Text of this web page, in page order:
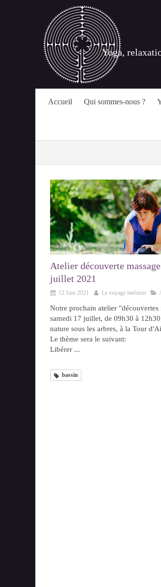
Yoga,
Accueil Qui sommes-nous ?
Atelier découverte
juillet 2021
12 Juin 2021 Le voyage intérieur
Notre prochain atelier "découvertes
samedi 17 juillet, de 09h30 à
nature sous les arbres, à la Tour
Le thème sera le suivant:
Libérer ...
bassin